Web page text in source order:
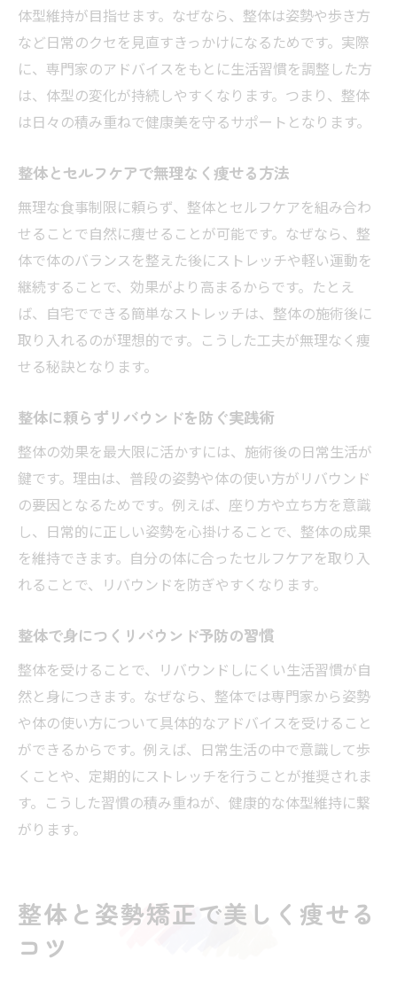
体型維持が目指せます。なぜなら、整体は姿勢や歩き方
など日常のクセを見直すきっかけになるためです。実際
に、専門家のアドバイスをもとに生活習慣を調整した方
は、体型の変化が持続しやすくなります。つまり、整体
は日々の積み重ねで健康美を守るサポートとなります。
整体とセルフケアで無理なく痩せる方法
無理な食事制限に頼らず、整体とセルフケアを組み合わ
せることで自然に痩せることが可能です。なぜなら、整
体で体のバランスを整えた後にストレッチや軽い運動を
継続することで、効果がより高まるからです。たとえ
ば、自宅でできる簡単なストレッチは、整体の施術後に
取り入れるのが理想的です。こうした工夫が無理なく痩
せる秘訣となります。
整体に頼らずリバウンドを防ぐ実践術
整体の効果を最大限に活かすには、施術後の日常生活が
鍵です。理由は、普段の姿勢や体の使い方がリバウンド
の要因となるためです。例えば、座り方や立ち方を意識
し、日常的に正しい姿勢を心掛けることで、整体の成果
を維持できます。自分の体に合ったセルフケアを取り入
れることで、リバウンドを防ぎやすくなります。
整体で身につくリバウンド予防の習慣
整体を受けることで、リバウンドしにくい生活習慣が自
然と身につきます。なぜなら、整体では専門家から姿勢
や体の使い方について具体的なアドバイスを受けること
ができるからです。例えば、日常生活の中で意識して歩
くことや、定期的にストレッチを行うことが推奨されま
す。こうした習慣の積み重ねが、健康的な体型維持に繋
がります。
整体と姿勢矯正で美しく痩せる
コツ